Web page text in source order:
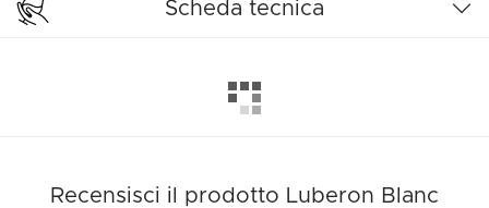
Scheda tecnica
Recensisci il prodotto Luberon Blanc